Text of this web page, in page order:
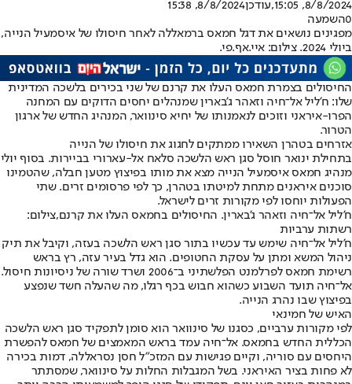
8/8/2024, 15:05
,עודכן8/8/2024, 15:38
0השמעה
מפגינים נושאים את דגל חמאס ברמאללה לאחר חיסולו של איסמעיל הנייה,
ביולי 2024. צילום: איי.אף.פי.
החיסולים בצמרת חמאס העלו את קרנם של שני בכירים בלשכה המדינית
שלו: ח'ליל אל־חיה וזאהר ג'בארין שמנהלים יחסים הדוקים עם המחנה
הפרו-איראני וזוכים לנאמנותו של יחיא סינוואר, המנהיג החדש של ארגון
הטרור.
אזרחים בטהרן השאירו ממתקים לחגוג את חיסולו של הנייה
בתחילת ינואר חוסל סגן ראש הלשכה סלאח אל-עארורי בביירות. בסוף יולי
מנהיג חמאס איסמעיל הנייה מצא את מותו בפיצוץ מטען חבלה, שהטמינו
סוכנים איראנים מתחת למיטתו בטהרן, כך לפי פרסומים זרים. שתי
הפעולות יוחסו לפי מקורות זרים לישראל.
ח'ליל אל־חיה וזאהר ג'בארין. החיסולים בחמאס העלו את קרנם,צילום:
רשתות ערביות
ח'ליל אל־חיה שימש עד עכשיו בתור סגן ראש הלשכה בעזה, וקיבל את תיק
ניהול המשא ומתן על עסקת החטופים. הוא גדל בעיר עזה, רץ בראש
רשימת חמאס לפרלמנט הפלשתיני ב־2006 ושרד שורה של ניסיונות חיסול.
אל־חיה תועד השבוע כשהוא חבוש בכף רגלו, מה שהעלה חשד שנפצע
בפיצוץ שבו נהרג הנייה.
האיש של חמינאי
לפי מקורות ערביים, כסגנו של סינוואר הוא סומן לתפקיד סגן ראש הלשכה
הכללית החדש בחמאס. אל־חיה עמד בראש המאמצים של חמאס להפשרת
היחסים עם סוריה, וקיים פגישות עם המזכ"ל חסן נסראללה, דמות בכירה
לא פחות בציר האיראני. בשל המגבלות החלות על סינוואר, שמסתתר